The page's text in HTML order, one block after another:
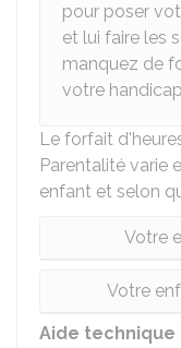
pour poser
et lui faire les
manquez de
votre
Le forfait
Parentalité varie
enfant et selon
Votre
Votre
Aide technique